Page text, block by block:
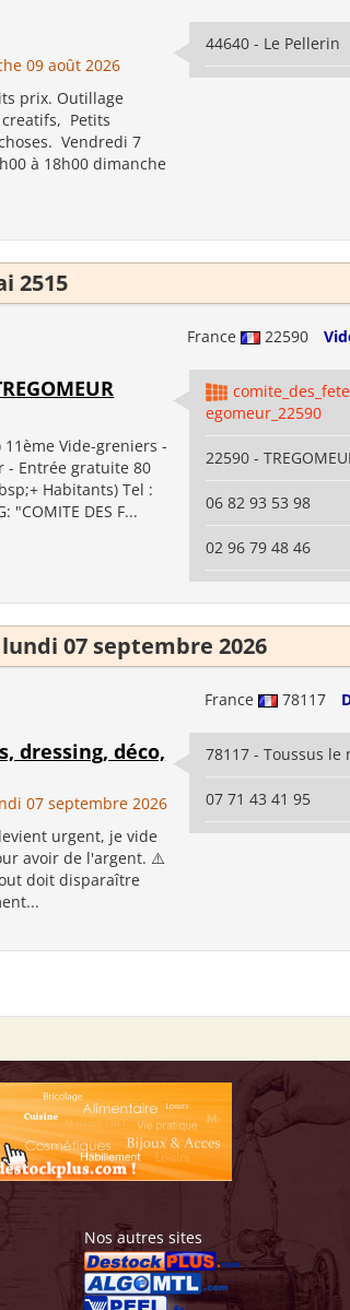
09 août 2026
prix. Outillage
Petits
Vendredi 7
à 18h00 dimanche
44640 - Le Pellerin
2515
France 22590
11ème Vide-greniers -
- Entrée gratuite 80
Habitants) Tel :
"COMITE DES F...
egomeur_22590
22590 -
06 82 93 53 98
02 96 79 48 46
07 septembre 2026
France 78117
dressing, déco,
07 septembre 2026
urgent, je vide
avoir de l'argent. ⚠️
doit disparaître
78117 - Toussus le
07 71 43 41 95
Nos autres sites